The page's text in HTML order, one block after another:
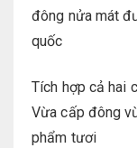
đông nửa mát
quốc
Tích hợp cả hai
Vừa cấp đông
phẩm tươi